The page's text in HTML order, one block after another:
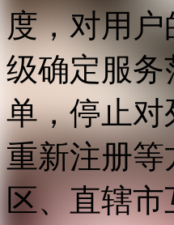
度，对用
级确定服
单，停止
重新注册
区、直辖